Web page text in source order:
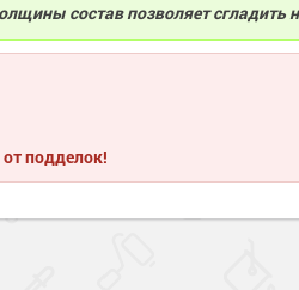
состав позволяет
подделок!